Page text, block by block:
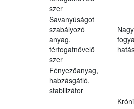
szer
Savanyúságot
szabályozó
anyag,
térfogatnövelő
szer
Fényezőanyag,
habzásgátló,
stabilizátor